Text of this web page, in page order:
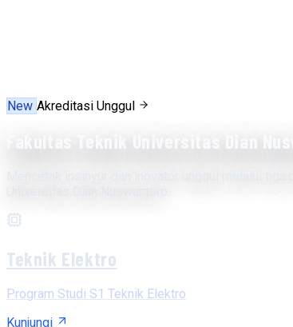
New Akreditasi Unggul
Mencetak insinyur dan inovator unggul melalui
Teknik Elektro
Program Studi S1 Teknik Elektro
Kunjungi